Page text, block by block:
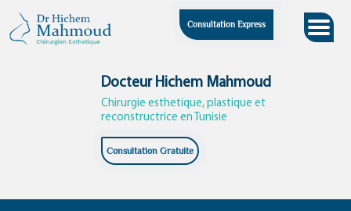
content
Consultation Express
Docteur Hichem Mahmoud
Chirurgie esthetique, plastique et
reconstructrice en Tunisie
Consultation Gratuite